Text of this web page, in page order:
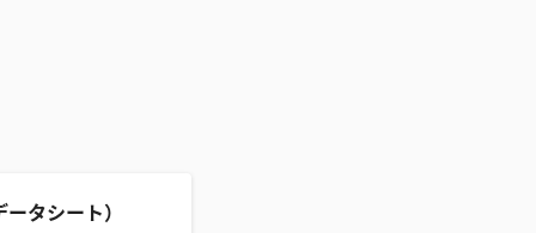
タシート）